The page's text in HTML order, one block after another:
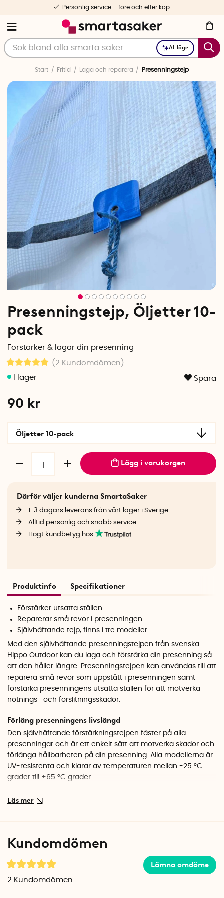
AI-läge
Personlig service – före och efter köp
Start Fritid Laga och reparera Presenningstejp
Presenningstejp, Öljetter 10-
pack
Förstärker & lagar din presenning
(2 Kundomdömen )
Spara
90 kr
Öljetter 10-pack
Lägg i varukorgen
Därför väljer kunderna SmartaSaker
1-3 dagars leverans från vårt lager i Sverige
Alltid personlig och snabb service
Högt kundbetyg hos
Produktinfo Specifikationer
Förstärker utsatta ställen
Reparerar små revor i presenningen
Självhäftande tejp, finns i tre modeller
Med den självhäftande presenningstejpen från svenska
Hippo Outdoor kan du laga och förstärka din presenning så
att den håller längre. Presenningstejpen kan användas till att
reparera små revor som uppstått i presenningen samt
förstärka presenningens utsatta ställen för att motverka
nötnings- och förslitningsskador.
Förläng presenningens livslängd
Den självhäftande förstärkningstejpen fäster på alla
presenningar och är ett enkelt sätt att motverka skador och
förlänga hållbarheten på din presenning. Alla modellerna är
UV-resistenta och klarar av temperaturen mellan -25 °C
grader till +65 °C grader.
Välj mellan 3 olika utföranden
meter lång och 10 cm bred rulle.
Sätt en förstärkningslapp där presenningen riskerar att
skavas eller nötas. Sätt en öljettlapp vid öljetterna för att öka
Kundomdömen
Lämna omdöme
2 Kundomdömen